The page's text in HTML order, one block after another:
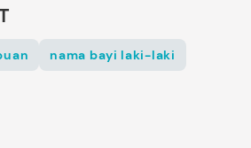
nama bayi laki-laki